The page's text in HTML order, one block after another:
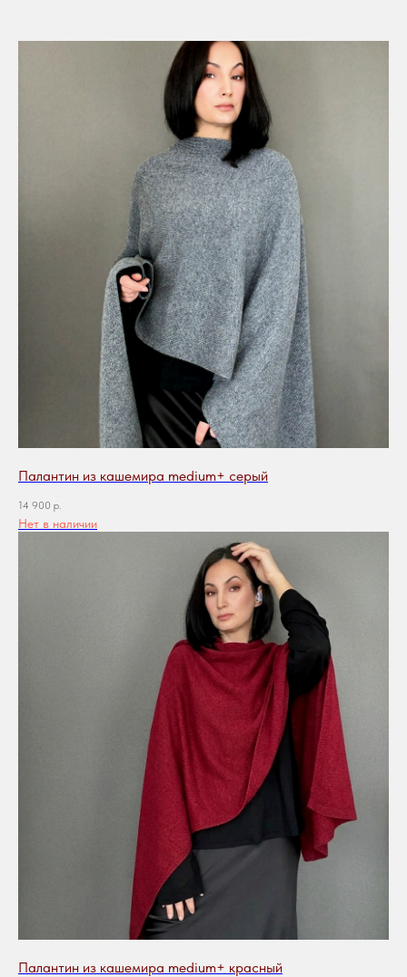
Палантин из кашемира medium+ серый
14 900 р.
Нет в наличии
Палантин из кашемира medium+ красный